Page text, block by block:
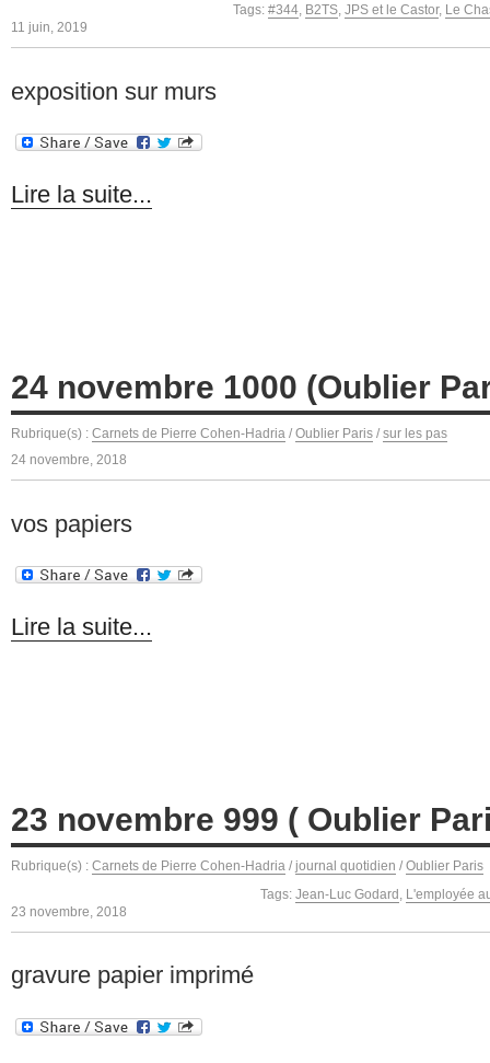
Tags: #344, B2TS, JPS et le Castor, Le
11 juin, 2019
exposition sur murs
Lire la suite...
24 novembre 1000 (Oublier
Rubrique(s) : Carnets de Pierre Cohen-Hadria / Oublier Paris / sur les pas
24 novembre, 2018
vos papiers
Lire la suite...
23 novembre 999 ( Oublier
Rubrique(s) : Carnets de Pierre Cohen-Hadria / journal quotidien / Oublier Paris
Tags: Jean-Luc Godard , L'employée
23 novembre, 2018
gravure papier imprimé